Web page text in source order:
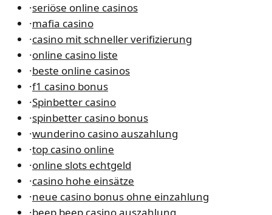
·seriöse online casinos
·mafia casino
·casino mit schneller verifizierung
·online casino liste
·beste online casinos
·f1 casino bonus
·Spinbetter casino
·spinbetter casino bonus
·wunderino casino auszahlung
·top casino online
·online slots echtgeld
·casino hohe einsätze
·neue casino bonus ohne einzahlung